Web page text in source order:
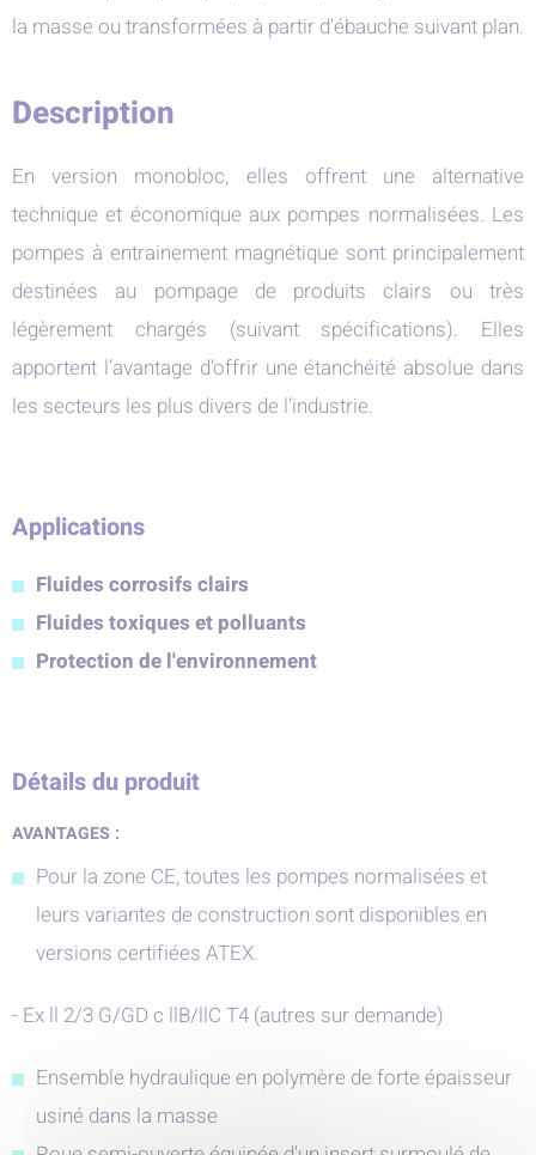
la masse ou transformées à partir d’ébauche suivant plan.
Description
En version monobloc, elles offrent une alternative
technique et économique aux pompes normalisées. Les
pompes à entrainement magnétique sont principalement
destinées au pompage de produits clairs ou très
légèrement chargés (suivant spécifications). Elles
apportent l’avantage d’offrir une étanchéité absolue dans
les secteurs les plus divers de l’industrie.
Applications
Fluides corrosifs clairs
Fluides toxiques et polluants
Protection de l'environnement
Détails du produit
AVANTAGES :
Pour la zone CE, toutes les pompes normalisées et
leurs variantes de construction sont disponibles en
versions certifiées ATEX.
- Ex ll 2/3 G/GD c llB/llC T4 (autres sur demande)
Ensemble hydraulique en polymère de forte épaisseur
usiné dans la masse